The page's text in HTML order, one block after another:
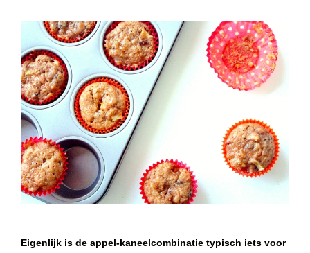
Eigenlijk is de appel-kaneelcombinatie typisch iets voor